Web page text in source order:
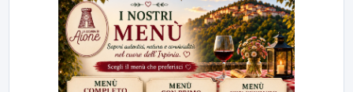
LabNews (replica)